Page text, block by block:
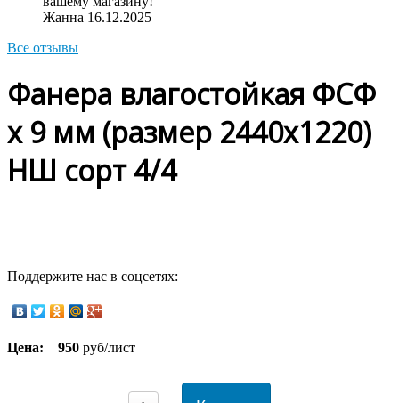
Жанна 16.12.2025
Все отзывы
Фанера влагостойкая ФСФ
х 9 мм (размер 2440х1220)
НШ сорт 4/4
Поддержите нас в соцсетях:
Цена: 950 руб/лист